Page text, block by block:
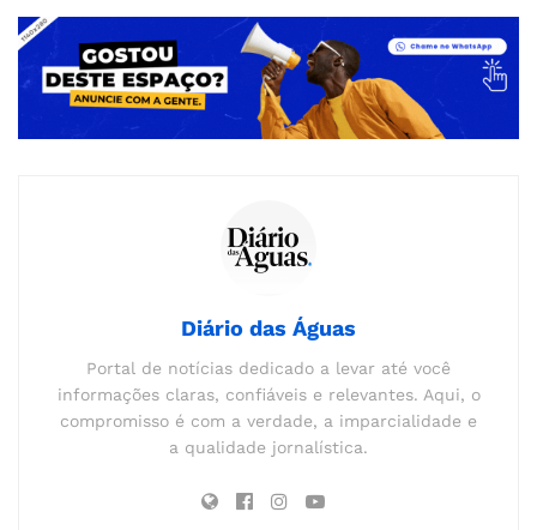
Diário das Águas
Portal de notícias dedicado a levar até você
informações claras, confiáveis e relevantes. Aqui, o
compromisso é com a verdade, a imparcialidade e
a qualidade jornalística.